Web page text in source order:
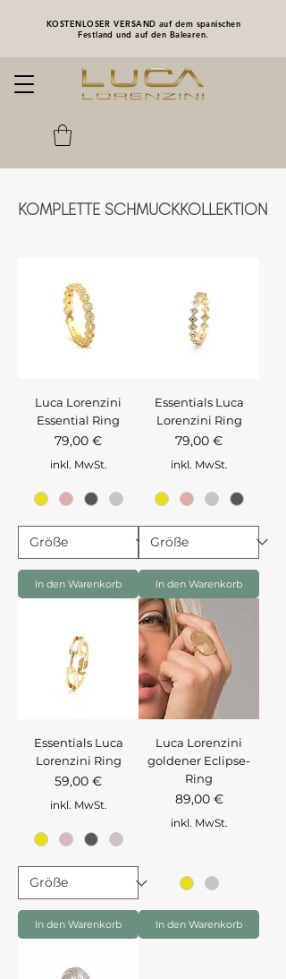
KOSTENLOSER VERSAND auf dem spanischen
Festland und auf den Balearen.
KOMPLETTE SCHMUCKKOLLEKTION
Luca Lorenzini
Essential Ring
Preis
79,00 €
inkl. MwSt.
In den Warenkorb
Essentials Luca
Lorenzini Ring
Preis
79,00 €
inkl. MwSt.
In den Warenkorb
Essentials Luca
Lorenzini Ring
Preis
59,00 €
inkl. MwSt.
In den Warenkorb
Luca Lorenzini
goldener Eclipse-
Ring
Preis
89,00 €
inkl. MwSt.
In den Warenkorb